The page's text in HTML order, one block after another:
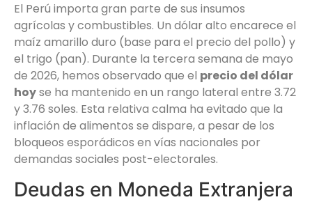
El Perú importa gran parte de sus insumos
agrícolas y combustibles. Un dólar alto encarece el
maíz amarillo duro (base para el precio del pollo) y
el trigo (pan). Durante la tercera semana de mayo
de 2026, hemos observado que el precio del dólar
hoyse ha mantenido en un rango lateral entre 3.72
y 3.76 soles. Esta relativa calma ha evitado que la
inflación de alimentos se dispare, a pesar de los
bloqueos esporádicos en vías nacionales por
demandas sociales post-electorales.
Deudas en Moneda Extranjera